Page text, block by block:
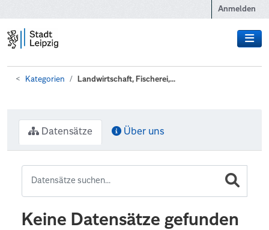
Anmelden
Kategorien Landwirtschaft, Fischerei,...
Datensätze Über uns
Keine Datensätze gefunden